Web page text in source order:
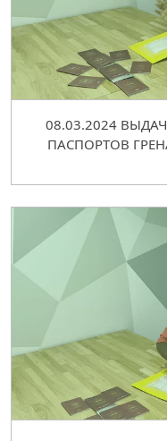
08.03.2024
ПАСПОРТОВ